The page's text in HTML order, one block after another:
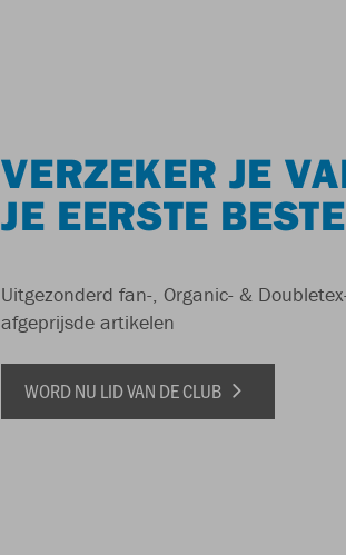
VERZEKER JE
JE EERSTE
Uitgezonderd fan-, Organic- &
afgeprijsde artikelen
WORD NU LID VAN DE CLUB